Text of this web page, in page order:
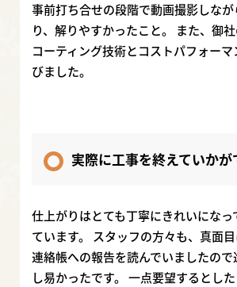
事前打ち合せの段階で動画撮影しな
り、解りやすかったこと。 また、御
コーティング技術とコストパフォー
びました。
実際に工事を終えていかが
仕上がりはとても丁寧にきれいになっ
ています。 スタッフの方々も、真面
連絡帳への報告を読んでいましたの
し易かったです。 一点要望するとし